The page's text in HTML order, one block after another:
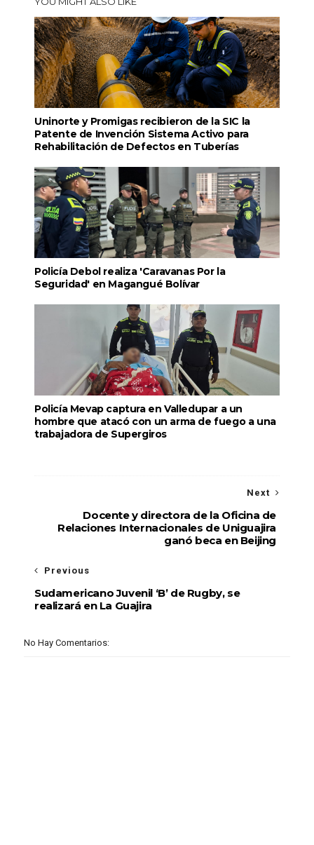
Uninorte y Promigas recibieron de la SIC la
Patente de Invención Sistema Activo para
Rehabilitación de Defectos en Tuberías
Policía Debol realiza 'Caravanas Por la
Seguridad' en Magangué Bolívar
Policía Mevap captura en Valledupar a un
hombre que atacó con un arma de fuego a una
trabajadora de Supergiros
Next
Docente y directora de la Oficina de
Relaciones Internacionales de Uniguajira
ganó beca en Beijing
Previous
Sudamericano Juvenil ‘B’ de Rugby, se
realizará en La Guajira
No Hay Comentarios: